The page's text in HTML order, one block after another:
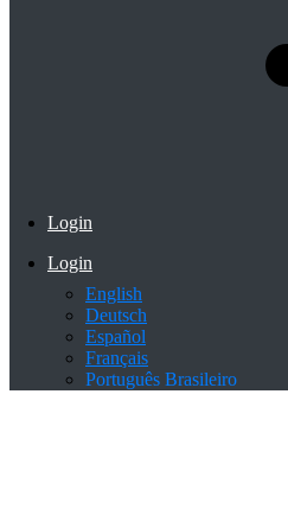
Login
Login
English
Deutsch
Español
Français
Português Brasileiro